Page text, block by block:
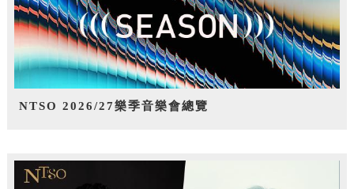
NTSO 2026/27樂季音樂會總覽